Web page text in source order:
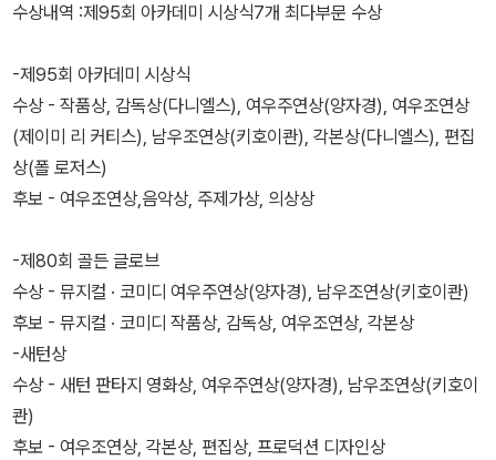
수상내역 :제95회 아카데미 시상식7개 최다부문 수상
-제95회 아카데미 시상식
수상 - 작품상, 감독상(다니엘스), 여우주연상(양자경), 여우조연상
(제이미 리 커티스), 남우조연상(키호이콴), 각본상(다니엘스), 편집
상(폴 로저스)
후보 - 여우조연상,음악상, 주제가상, 의상상
-제80회 골든 글로브
수상 - 뮤지컬 · 코미디 여우주연상(양자경), 남우조연상(키호이콴)
후보 - 뮤지컬 · 코미디 작품상, 감독상, 여우조연상, 각본상
-새턴상
수상 - 새턴 판타지 영화상, 여우주연상(양자경), 남우조연상(키호이
콴)
후보 - 여우조연상, 각본상, 편집상, 프로덕션 디자인상